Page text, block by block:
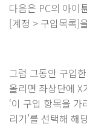
다음은 PC의 아이
[계정 > 구입목록]
그럼 그동안 구입
올리면 좌상단에
‘이 구입 항목을 가
리기’를 선택해 해